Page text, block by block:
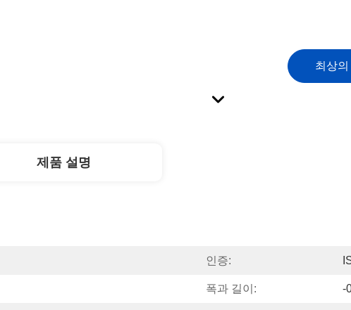
최상
제품 설명
인증:
폭과 길이: -